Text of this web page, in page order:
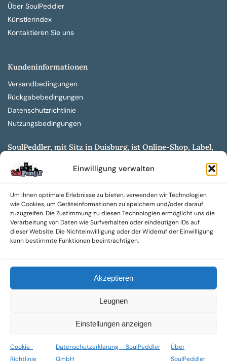
Einwilligung verwalten
Um Ihnen optimale Erlebnisse zu bieten, verwenden wir Technologien
wie Cookies, um Geräteinformationen zu speichern und/oder darauf
zuzugreifen. Die Zustimmung zu diesen Technologien ermöglicht uns die
Verarbeitung von Daten wie Surfverhalten oder eindeutigen IDs auf
dieser Website. Die Nichteinwilligung oder der Widerruf der Einwilligung
kann bestimmte Funktionen beeinträchtigen.
Akzeptieren
Leugnen
Einstellungen anzeigen
Cookie-
Richtlinie
Datenschutzerklärung – SoulPeddler
GmbH
Über
SoulPeddler
Über SoulPeddler
Künstlerindex
Kontaktieren Sie uns
Kundeninformationen
Versandbedingungen
Rückgabebedingungen
Datenschutzrichtlinie
Nutzungsbedingungen
SoulPeddler, mit Sitz in Duisburg, ist Online-Shop, Label,
entwickelt aus dem SoulPeddler Vinyl-Presswerk und
unserer Online-Gig-Plattform.
Wir bieten eine breite Auswahl an sowohl hochgradig
sammelwürdigen als auch Mainstream-Titeln und -Formaten auf
Vinyl, CD und weiteren Medien.
Sowohl neue als auch gebrauchte, nach Zustand bewertete
Wir setzen uns leidenschaftlich für unabhängige Künstler und
Labels ein und bieten hochwertige, maßgeschneiderte Lösungen
aus über 30 Jahren Erfahrung in der Musikindustrie.
SoulPeddler Mailorder, Records & Vinyl Production – DUBOX –
Nettirock – Nice Guy Records – MOVA Museum of Vinyl Arts
© 2025 SoulPeddler GmbH®